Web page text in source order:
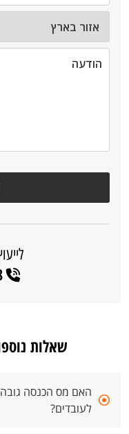
077-9973868
שאלות
האם מס הכנסה
לעובדים?